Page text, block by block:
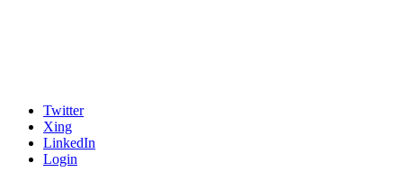
Twitter
Xing
LinkedIn
Login